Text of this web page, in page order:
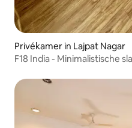
Privékamer in Lajpat Nagar
F18 India - Minimalistische